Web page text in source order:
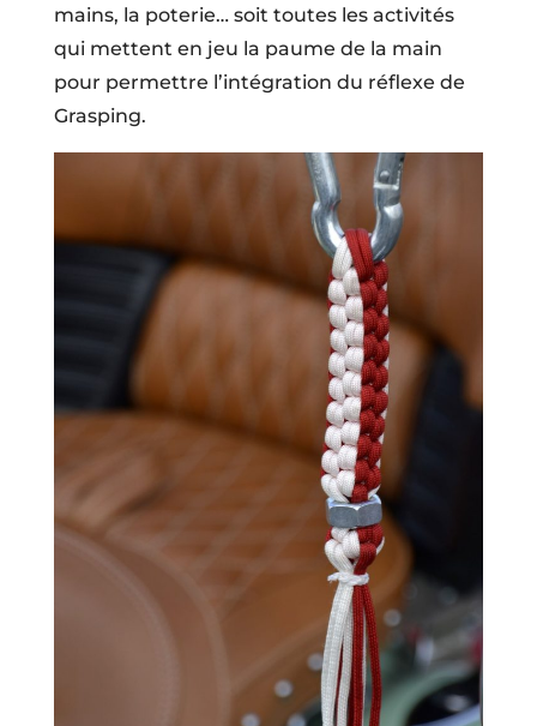
mains, la poterie… soit toutes les activités
qui mettent en jeu la paume de la main
pour permettre l’intégration du réflexe de
Grasping.